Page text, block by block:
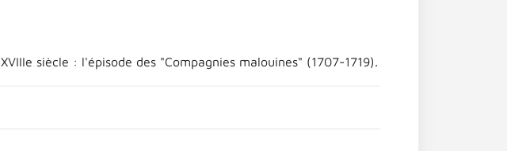
siècle : l'épisode des "Compagnies malouines" (1707-1719).